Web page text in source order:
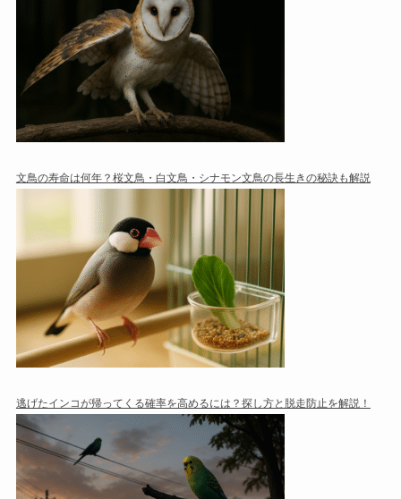
文鳥の寿命は何年？桜文鳥・白文鳥・シナモン文鳥の長生きの秘訣も解説
逃げたインコが帰ってくる確率を高めるには？探し方と脱走防止を解説！